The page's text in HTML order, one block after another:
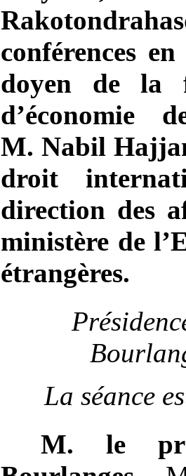
conférences
doyen de la
d’économie
M. Nabil
droit
direction des
ministère de
étrangères.
La séance
M.
le